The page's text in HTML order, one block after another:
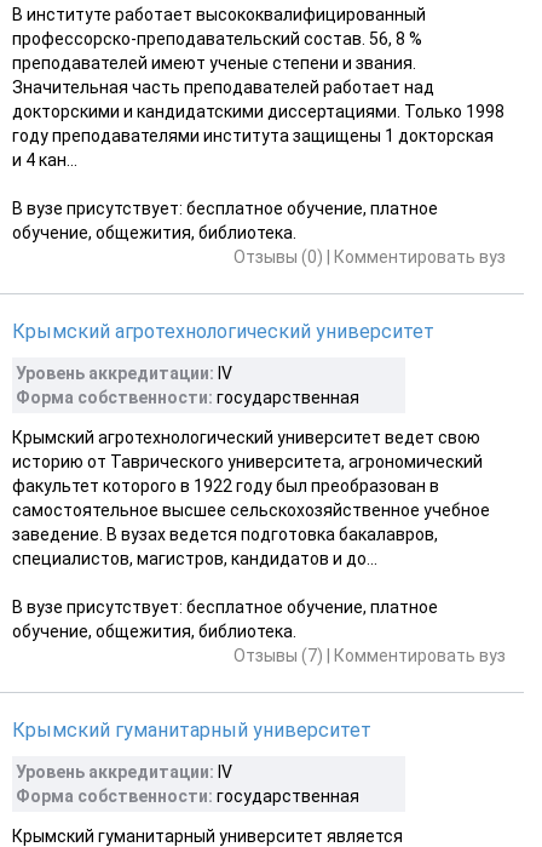
В институте работает высококвалифицированный
профессорско-преподавательский состав. 56, 8 %
преподавателей имеют ученые степени и звания.
Значительная часть преподавателей работает над
докторскими и кандидатскими диссертациями. Только 1998
году преподавателями института защищены 1 докторская
и 4 кан...
В вузе присутствует: бесплатное обучение, платное
обучение, общежития, библиотека.
Отзывы (0)
Комментировать вуз
Крымский агротехнологический университет
Уровень аккредитации: IV
Форма собственности: государственная
Крымский агротехнологический университет ведет свою
историю от Таврического университета, агрономический
факультет которого в 1922 году был преобразован в
самостоятельное высшее сельскохозяйственное учебное
заведение. В вузах ведется подготовка бакалавров,
специалистов, магистров, кандидатов и до...
В вузе присутствует: бесплатное обучение, платное
обучение, общежития, библиотека.
Отзывы (7)
Комментировать вуз
Крымский гуманитарный университет
Уровень аккредитации: IV
Форма собственности: государственная
Крымский гуманитарный университет является